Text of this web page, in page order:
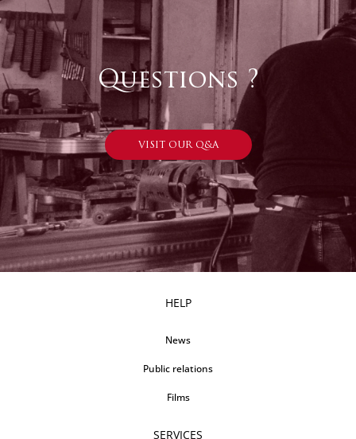
Questions ?
VISIT OUR Q&A
HELP
News
Public relations
Films
SERVICES